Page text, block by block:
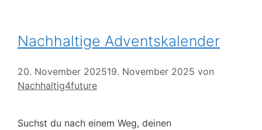
Nachhaltige Adventskalender
20. November 202519. November 2025 von
Nachhaltig4future
Suchst du nach einem Weg, deinen